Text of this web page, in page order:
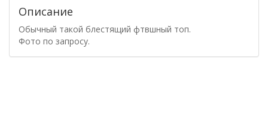
Описание
Обычный такой блестящий фтвшный топ.
Фото по запросу.